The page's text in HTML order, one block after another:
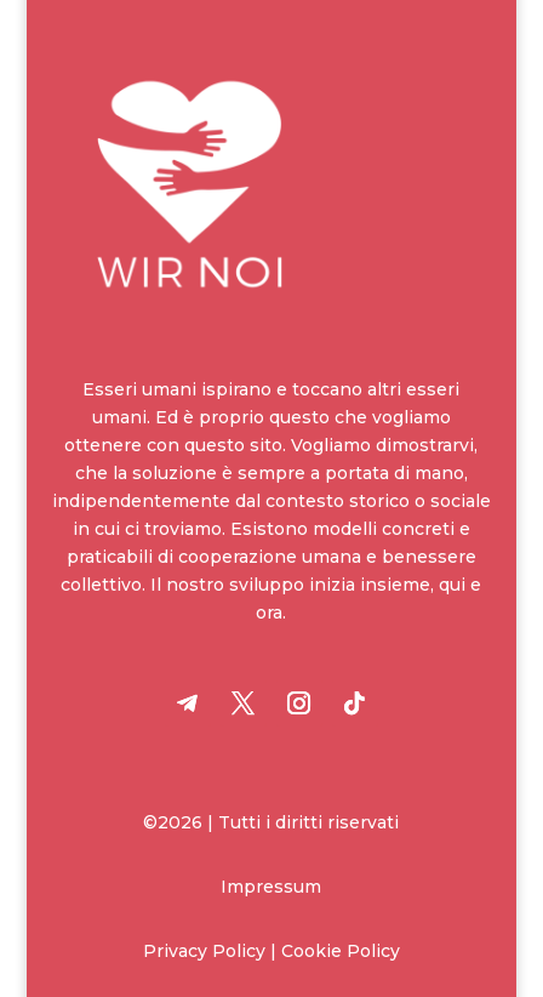
Esseri umani ispirano e toccano altri esseri
umani. Ed è proprio questo che vogliamo
ottenere con questo sito. Vogliamo dimostrarvi,
che la soluzione è sempre a portata di mano,
indipendentemente dal contesto storico o sociale
in cui ci troviamo. Esistono modelli concreti e
praticabili di cooperazione umana e benessere
collettivo. Il nostro sviluppo inizia insieme, qui e
ora.
©2026 | Tutti i diritti riservati
Impressum
Privacy Policy | Cookie Policy